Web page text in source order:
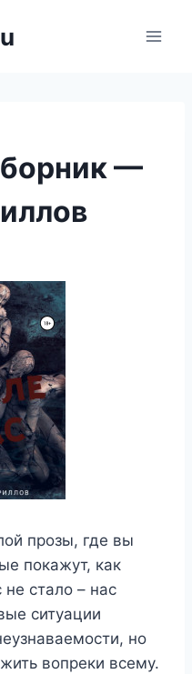
—
прозы, где вы
покажут, как
стало – нас
ситуации
но
вопреки всему.